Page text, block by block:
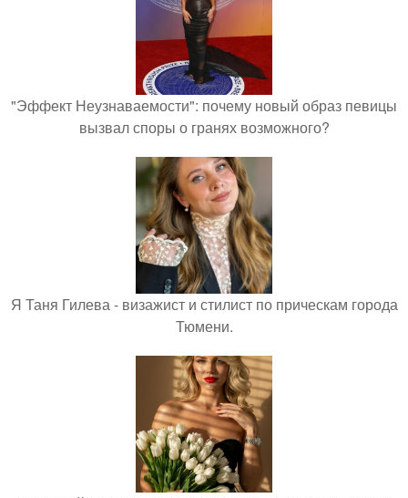
"Эффект Неузнаваемости": почему новый образ певицы
вызвал споры о гранях возможного?
Я Таня Гилева - визажист и стилист по прическам города
Тюмени.